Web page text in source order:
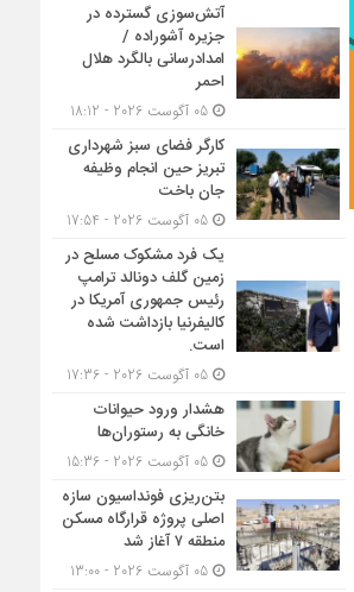
آتش‌سوزی گسترده در
جزیره آشوراده /
امدادرسانی بالگرد هلال
احمر
05 آگوست 2026 - 18:12
کارگر فضای سبز شهرداری
تبریز حین انجام وظیفه
جان باخت
05 آگوست 2026 - 17:54
یک فرد مشکوک مسلح در
زمین گلف دونالد ترامپ
رئیس جمهوری آمریکا در
کالیفرنیا بازداشت شده
است.
05 آگوست 2026 - 17:36
هشدار ورود حیوانات
خانگی به رستوران‌ها
05 آگوست 2026 - 15:36
بتن‌ریزی فونداسیون سازه
اصلی پروژه قرارگاه مسکن
منطقه ۷ آغاز شد
05 آگوست 2026 - 13:00